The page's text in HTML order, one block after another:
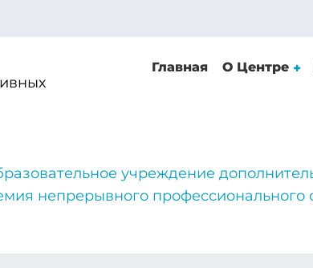
Главная О Центре
учреждение
непрерывного профессионального